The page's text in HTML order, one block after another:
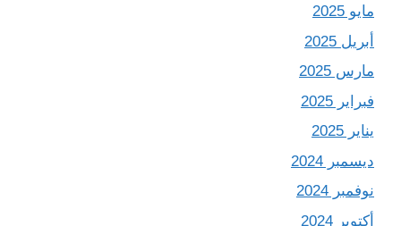
مايو 2025
أبريل 2025
مارس 2025
فبراير 2025
يناير 2025
ديسمبر 2024
نوفمبر 2024
أكتوبر 2024